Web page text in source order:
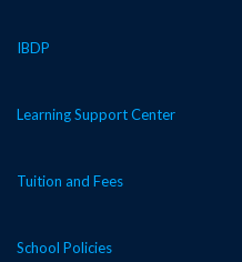
IBDP
Learning Support Center
Tuition and Fees
School Policies